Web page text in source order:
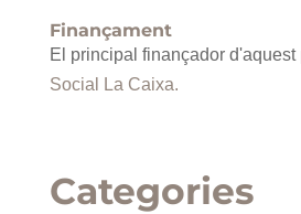
Finançament
El principal finançador d'aquest
Social La Caixa.
Categories